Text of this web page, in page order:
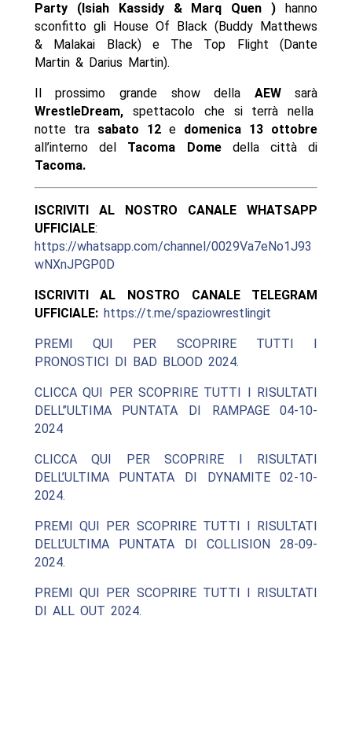
Party (Isiah Kassidy & Marq Quen ) hanno
sconfitto gli House Of Black (Buddy Matthews
& Malakai Black) e The Top Flight (Dante
Martin & Darius Martin).
Il prossimo grande show della AEWsarà
WrestleDream, spettacolo che si terrà nella
notte tra sabato 12e domenica 13 ottobre
all’interno del Tacoma Domedella città di
Tacoma.
ISCRIVITI AL NOSTRO CANALE WHATSAPP
UFFICIALE:
https://whatsapp.com/channel/0029Va7eNo1J93
wNXnJPGP0D
ISCRIVITI AL NOSTRO CANALE TELEGRAM
UFFICIALE: https://t.me/spaziowrestlingit
PREMI QUI PER SCOPRIRE TUTTI I
PRONOSTICI DI BAD BLOOD 2024.
CLICCA QUI PER SCOPRIRE TUTTI I RISULTATI
DELL”ULTIMA PUNTATA DI RAMPAGE 04-10-
2024
CLICCA QUI PER SCOPRIRE I RISULTATI
DELL’ULTIMA PUNTATA DI DYNAMITE 02-10-
2024.
PREMI QUI PER SCOPRIRE TUTTI I RISULTATI
DELL’ULTIMA PUNTATA DI COLLISION 28-09-
2024.
PREMI QUI PER SCOPRIRE TUTTI I RISULTATI
DI ALL OUT 2024.